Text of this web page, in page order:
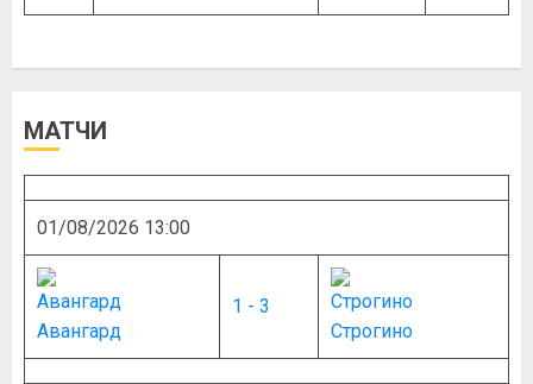
МАТЧИ
01/08/2026 13:00
Авангард
1 - 3
Строгино